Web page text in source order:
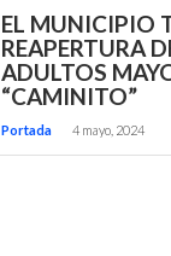
EL MUNICIPIO
REAPERTURA
ADULTOS
“CAMINITO”
Portada 4 mayo, 2024